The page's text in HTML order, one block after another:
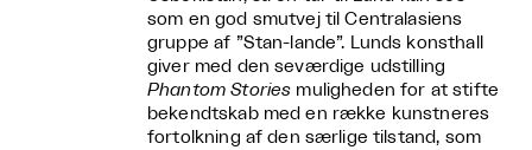
som en god smutvej til Centralasiens
gruppe af ”Stan-lande”. Lunds konsthall
giver med den seværdige udstilling
Phantom Stories muligheden for at stifte
bekendtskab med en række kunstneres
fortolkning af den særlige tilstand, som